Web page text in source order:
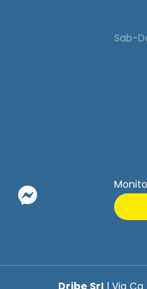
Sab-
Dribe Srl| Via Ca